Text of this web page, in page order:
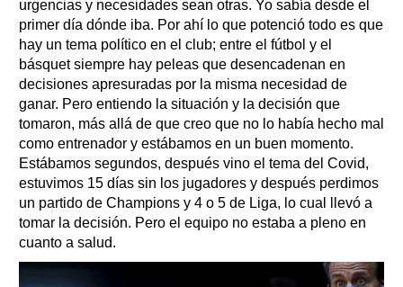
urgencias y necesidades sean otras. Yo sabía desde el
primer día dónde iba. Por ahí lo que potenció todo es que
hay un tema político en el club; entre el fútbol y el
básquet siempre hay peleas que desencadenan en
decisiones apresuradas por la misma necesidad de
ganar. Pero entiendo la situación y la decisión que
tomaron, más allá de que creo que no lo había hecho mal
como entrenador y estábamos en un buen momento.
Estábamos segundos, después vino el tema del Covid,
estuvimos 15 días sin los jugadores y después perdimos
un partido de Champions y 4 o 5 de Liga, lo cual llevó a
tomar la decisión. Pero el equipo no estaba a pleno en
cuanto a salud.